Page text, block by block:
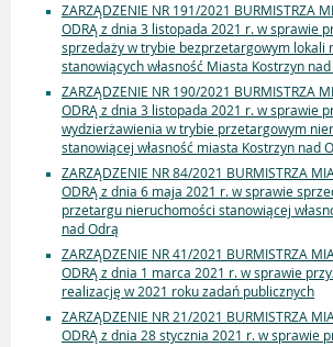
ZARZĄDZENIE NR 191/2021 BURMISTRZA
ODRĄ z dnia 3 listopada 2021 r. w sprawie
sprzedaży w trybie bezprzetargowym lokali
stanowiących własność Miasta Kostrzyn
ZARZĄDZENIE NR 190/2021 BURMISTRZA
ODRĄ z dnia 3 listopada 2021 r. w sprawie
wydzierżawienia w trybie przetargowym
stanowiącej własność miasta Kostrzyn nad
ZARZĄDZENIE NR 84/2021 BURMISTRZA
ODRĄ z dnia 6 maja 2021 r. w sprawie
przetargu nieruchomości stanowiącej
nad Odrą
ZARZĄDZENIE NR 41/2021 BURMISTRZA
ODRĄ z dnia 1 marca 2021 r. w sprawie
realizację w 2021 roku zadań publicznych
ZARZĄDZENIE NR 21/2021 BURMISTRZA
ODRĄ z dnia 28 stycznia 2021 r. w sprawie